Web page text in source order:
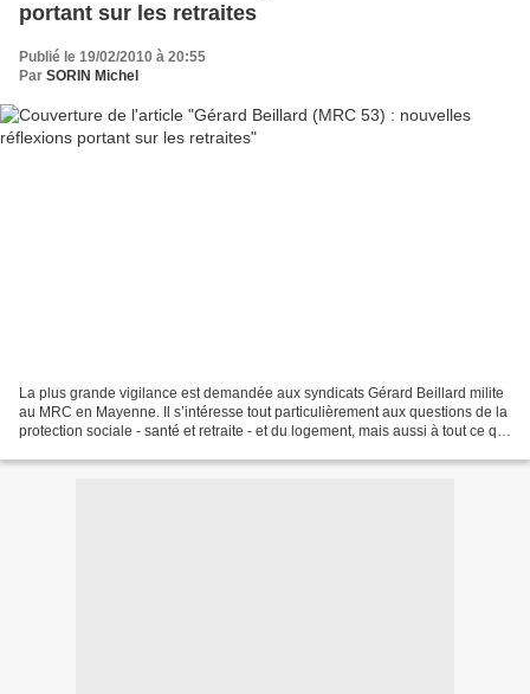
portant sur les retraites
Publié le 19/02/2010 à 20:55
Par SORIN Michel
La plus grande vigilance est demandée aux syndicats Gérard Beillard milite
au MRC en Mayenne. Il s’intéresse tout particulièrement aux questions de la
protection sociale - santé et retraite - et du logement, mais aussi à tout ce qui